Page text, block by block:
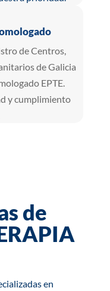
de Centros,
de Galicia
EPTE.
y cumplimiento
de
en